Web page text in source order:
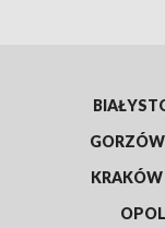
KRAKÓW